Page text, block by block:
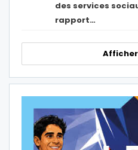
des services
rapport…
Afficher